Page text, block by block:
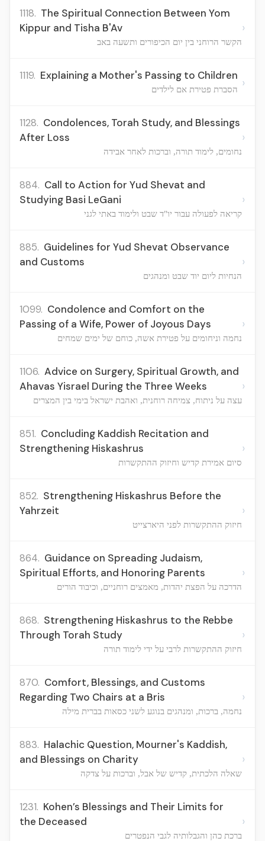
1118. The Spiritual Connection Between Yom
Kippur and Tisha B'Av
הקשר הרוחני בין יום הכיפורים ותשעה באב
›
1119. Explaining a Mother's Passing to Children
הסברת פטירת אם לילדים ›
1128. Condolences, Torah Study, and Blessings
After Loss
נחומים, לימוד תורה, וברכות לאחר אבידה
›
884. Call to Action for Yud Shevat and
Studying Basi LeGani
קריאה לפעולה עבור יו"ד שבט ולימוד באתי לגני
›
885. Guidelines for Yud Shevat Observance
and Customs
הנחיות ליום יוד שבט ומנהגים
›
1099. Condolence and Comfort on the
Passing of a Wife, Power of Joyous Days
נחמה וניחומים על פטירת אשה, כוחם של ימים שמחים
›
1106. Advice on Surgery, Spiritual Growth, and
Ahavas Yisrael During the Three Weeks
עצה על ניתוח, צמיחה רוחנית, ואהבת ישראל בימי בין המצרים
›
851. Concluding Kaddish Recitation and
Strengthening Hiskashrus
סיום אמירת קדיש וחיזוק ההתקשרות
›
852. Strengthening Hiskashrus Before the
Yahrzeit
חיזוק ההתקשרות לפני היארצייט
›
864. Guidance on Spreading Judaism,
Spiritual Efforts, and Honoring Parents
הדרכה על הפצת יהדות, מאמצים רוחניים, וכיבוד הורים
›
868. Strengthening Hiskashrus to the Rebbe
Through Torah Study
חיזוק ההתקשרות לרבי על ידי לימוד תורה
›
870. Comfort, Blessings, and Customs
Regarding Two Chairs at a Bris
נחמה, ברכות, ומנהגים בנוגע לשני כסאות בברית מילה
›
883. Halachic Question, Mourner's Kaddish,
and Blessings on Charity
שאלה הלכתית, קדיש של אבל, וברכות על צדקה
›
1231. Kohen’s Blessings and Their Limits for
the Deceased
ברכת כהן והגבלותיה לגבי הנפטרים
›